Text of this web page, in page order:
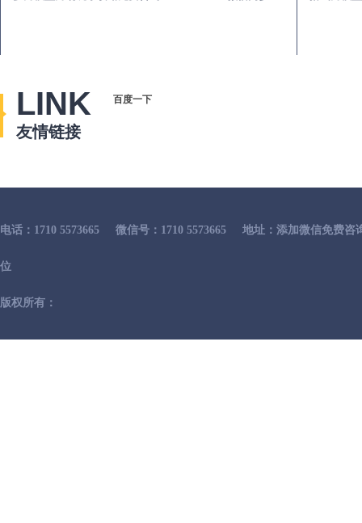
LINK
友情链接
百度一下
电话：1710 5573665 微信号：1710 5573665 地址：添加微信免费咨
位
版权所有：